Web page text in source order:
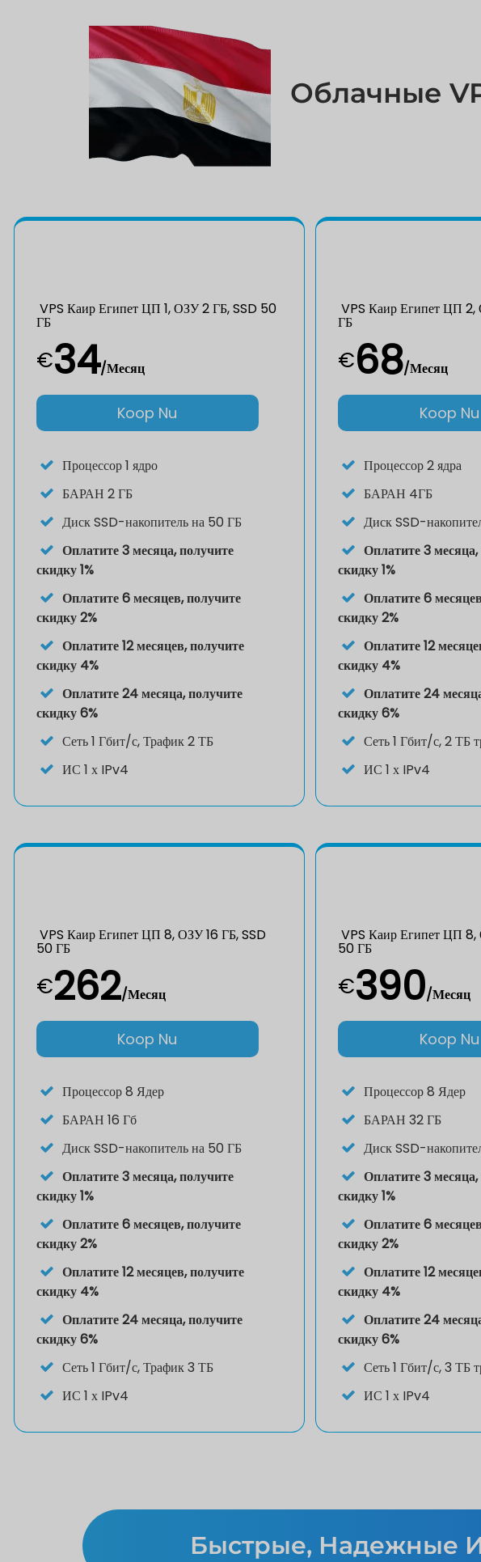
Облачные
VPS Каир Египет ЦП 1, ОЗУ 2 ГБ, SSD 50
ГБ
€34/Месяц
Koop Nu
Процессор1 ядро
БАРАН 2 ГБ
ДискSSD-накопитель на 50 ГБ
Оплатите 3 месяца, получите
скидку 1%
Оплатите 6 месяцев, получите
скидку 2%
Оплатите 12 месяцев, получите
скидку 4%
Оплатите 24 месяца, получите
скидку 6%
Сеть1 Гбит/с, Трафик 2 ТБ
ИС 1 х IPv4
VPS Каир Египет ЦП
ГБ
€68/Месяц
Koop Nu
Процессор2 ядра
БАРАН 4ГБ
ДискSSD-
Оплатите 3
скидку 1%
Оплатите 6
скидку 2%
Оплатите 12
скидку 4%
Оплатите 24
скидку 6%
Сеть1 Гбит/с, 2 ТБ
ИС 1 х IPv4
VPS Каир Египет ЦП 8, ОЗУ 16 ГБ, SSD
50 ГБ
€262/Месяц
Koop Nu
Процессор8 Ядер
БАРАН 16 Гб
ДискSSD-накопитель на 50 ГБ
Оплатите 3 месяца, получите
скидку 1%
Оплатите 6 месяцев, получите
скидку 2%
Оплатите 12 месяцев, получите
скидку 4%
Оплатите 24 месяца, получите
скидку 6%
Сеть1 Гбит/с, Трафик 3 ТБ
ИС 1 х IPv4
VPS Каир Египет ЦП
50 ГБ
€390/Месяц
Koop Nu
Процессор8 Ядер
БАРАН 32 ГБ
ДискSSD-
Оплатите 3
скидку 1%
Оплатите 6
скидку 2%
Оплатите 12
скидку 4%
Оплатите 24
скидку 6%
Сеть1 Гбит/с, 3 ТБ
ИС 1 х IPv4
Быстрые, Надежные